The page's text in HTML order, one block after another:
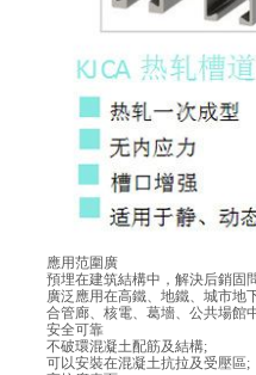
應用范圍廣
預埋在建筑結構中，解決后銷固
廣泛應用在高鐵、地鐵、城市地
合管廊、核電、葛墻、公共場館中
安全可靠
不破環混凝土配筋及結構;
可以安裝在混凝土抗拉及受壓區;